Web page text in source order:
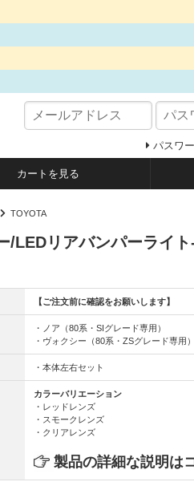
パスワ
カートを見る
TOYOTA
/LEDリアバンパーライ
【ご注文前に確認をお願いします】
・ノア（80系・SIグレード専用）
・ヴォクシー（80系・ZSグレード専用）
・本体左右セット
カラーバリエーション
・レッドレンズ
・スモークレンズ
・クリアレンズ
製品の詳細な説明は